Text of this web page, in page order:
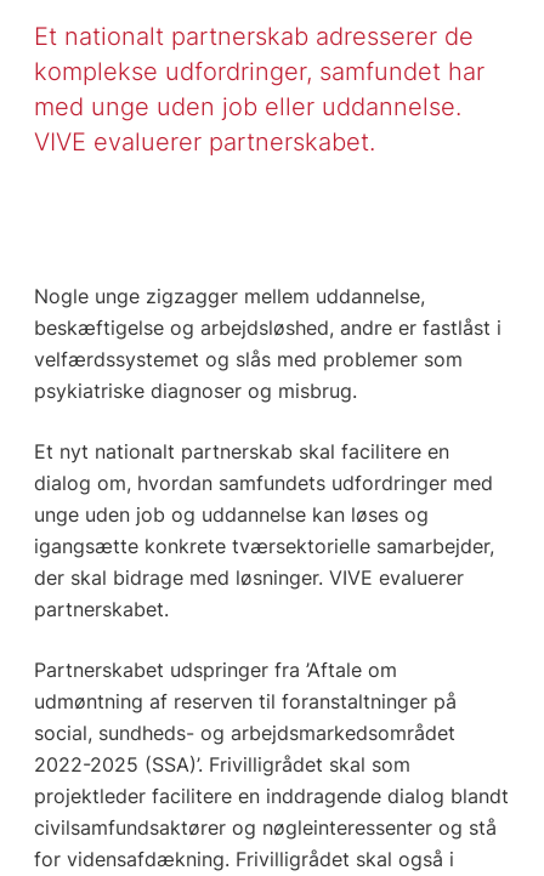
Et nationalt partnerskab adresserer de
komplekse udfordringer, samfundet har
med unge uden job eller uddannelse.
VIVE evaluerer partnerskabet.
Nogle unge zigzagger mellem uddannelse,
beskæftigelse og arbejdsløshed, andre er fastlåst i
velfærdssystemet og slås med problemer som
psykiatriske diagnoser og misbrug.
Et nyt nationalt partnerskab skal facilitere en
dialog om, hvordan samfundets udfordringer med
unge uden job og uddannelse kan løses og
igangsætte konkrete tværsektorielle samarbejder,
der skal bidrage med løsninger. VIVE evaluerer
partnerskabet.
Partnerskabet udspringer fra ’Aftale om
udmøntning af reserven til foranstaltninger på
social, sundheds- og arbejdsmarkedsområdet
2022-2025 (SSA)’. Frivilligrådet skal som
projektleder facilitere en inddragende dialog blandt
civilsamfundsaktører og nøgleinteressenter og stå
for vidensafdækning. Frivilligrådet skal også i